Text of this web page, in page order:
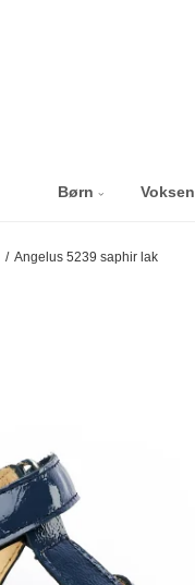
Børn Voksen
/ Angelus 5239 saphir lak